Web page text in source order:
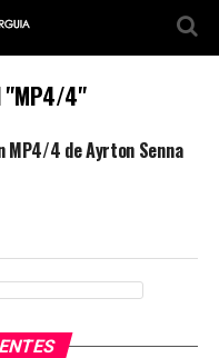
"MP4/4"
MP4/4 de Ayrton Senna